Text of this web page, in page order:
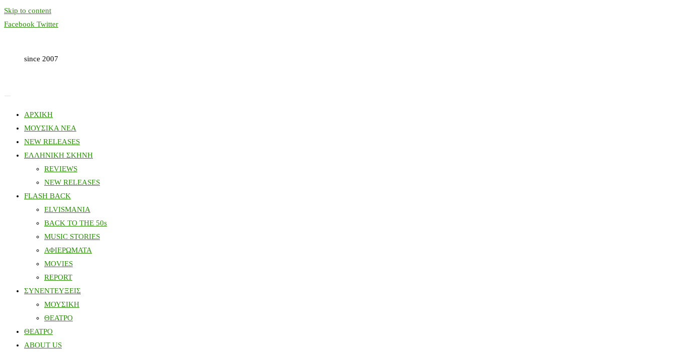
Skip to content
Facebook Twitter
since 2007
ΑΡΧΙΚΗ
ΜΟΥΣΙΚΑ ΝΕΑ
NEW RELEASES
ΕΛΛΗΝΙΚΗ ΣΚΗΝΗ
REVIEWS
NEW RELEASES
FLASH BACK
ELVISMANIA
BACK TO THE 50s
MUSIC STORIES
ΑΦΙΕΡΩΜΑΤΑ
MOVIES
REPORT
ΣΥΝΕΝΤΕΥΞΕΙΣ
ΜΟΥΣΙΚΗ
ΘΕΑΤΡΟ
ΘΕΑΤΡΟ
ABOUT US